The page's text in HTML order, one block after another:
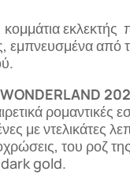
εκλεκτής
εμπνευσμένα από
WONDERLAND
ρομαντικές
με ντελικάτες
του ροζ
dark gold.